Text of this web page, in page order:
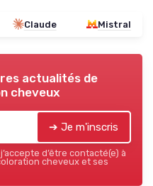
Claude Mistral
actualités de
cheveux
➔ Je m'inscris
d’être contacté(e) à
cheveux et ses